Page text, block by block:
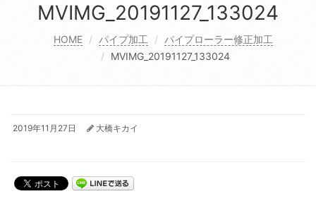
MVIMG_20191127_133024
HOME パイプ加工
パイプローラー修正加工
MVIMG_20191127_133024
2019年11月27日 大橋キカイ